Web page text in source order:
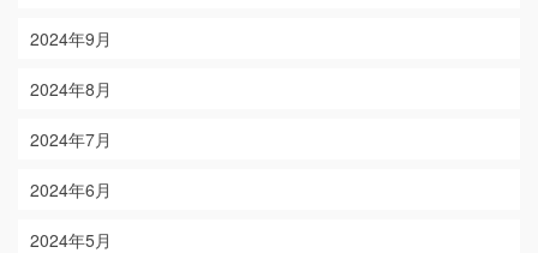
2024年9月
2024年8月
2024年7月
2024年6月
2024年5月